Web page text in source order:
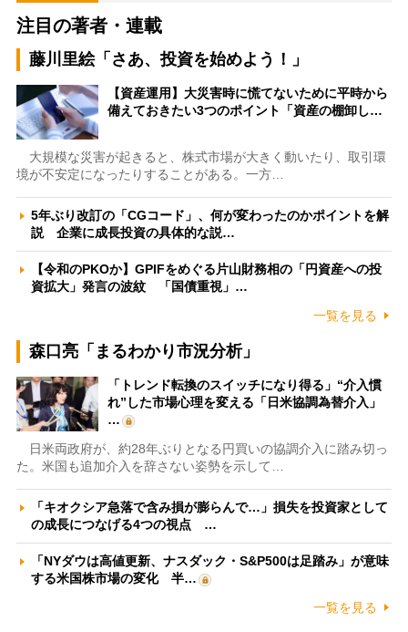
注目の著者・連載
藤川里絵「さあ、投資を始めよう！」
【資産運用】大災害時に慌てないために平時から
備えておきたい3つのポイント「資産の棚卸し…
大規模な災害が起きると、株式市場が大きく動いたり、取引環
境が不安定になったりすることがある。一方…
5年ぶり改訂の「CGコード」、何が変わったのかポイントを解
説 企業に成長投資の具体的な説…
【令和のPKOか】GPIFをめぐる片山財務相の「円資産への投
資拡大」発言の波紋 「国債重視」…
一覧を見る
森口亮「まるわかり市況分析」
「トレンド転換のスイッチになり得る」“介入慣
れ”した市場心理を変える「日米協調為替介入」
…
日米両政府が、約28年ぶりとなる円買いの協調介入に踏み切っ
た。米国も追加介入を辞さない姿勢を示して…
「キオクシア急落で含み損が膨らんで…」損失を投資家として
の成長につなげる4つの視点 …
「NYダウは高値更新、ナスダック・S&P500は足踏み」が意味
する米国株市場の変化 半…
一覧を見る